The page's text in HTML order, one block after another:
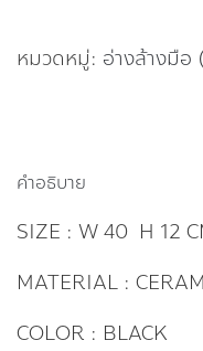
หมวดหมู่: อ่างล้างมื
คำอธิบาย
SIZE : W 40 H 12
MATERIAL :
COLOR : BLACK